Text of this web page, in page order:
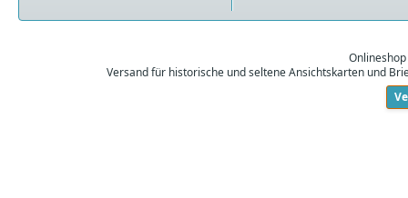
Versand für historische und seltene Ansichtskarten und